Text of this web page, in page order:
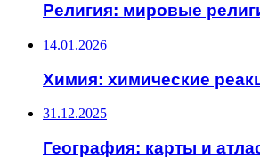
Религия: мировые
14.01.2026
Химия: химические
31.12.2025
География: карты и